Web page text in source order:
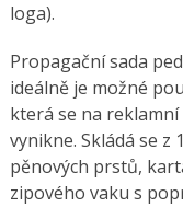
loga).
Propagační sada
ideálně je možné
která se na
vynikne. Skládá se z
pěnových prstů,
zipového vaku s